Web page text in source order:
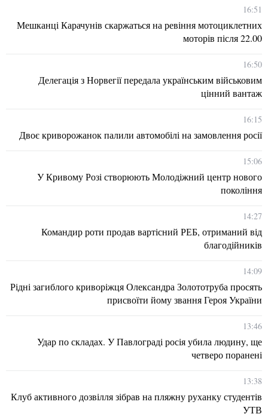
16:51
Мешканці Карачунів скаржаться на ревіння мотоциклетних
моторів після 22.00
16:50
Делегація з Норвегії передала українським військовим
цінний вантаж
16:15
Двоє криворожанок палили автомобілі на замовлення росії
15:06
У Кривому Розі створюють Молодіжний центр нового
покоління
14:27
Командир роти продав вартісний РЕБ, отриманий від
благодійників
14:09
Рідні загиблого криворіжця Олександра Золототруба просять
присвоїти йому звання Героя України
13:46
Удар по складах. У Павлограді росія убила людину, ще
четверо поранені
13:38
Клуб активного дозвілля зібрав на пляжну руханку студентів
УТВ